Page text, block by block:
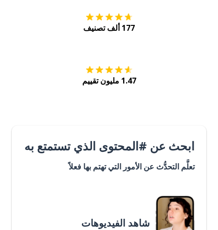
177 ألف تصنيف
1.47 مليون تقييم
ابحث عن #المحتوى الذي تستمتع به
تعلَّم التحدُّث عن الأمور التي تهتم بها فعلاً
شاهد الفيديوهات